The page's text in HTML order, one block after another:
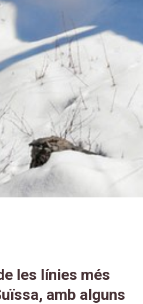
les línies més
amb alguns